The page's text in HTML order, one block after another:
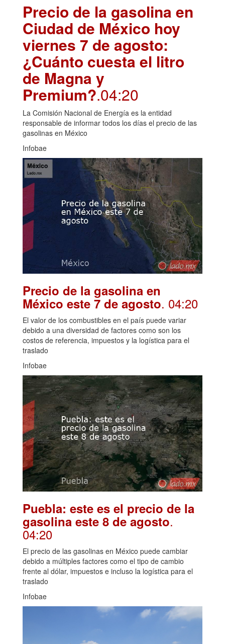
Precio de la gasolina en
Ciudad de México hoy
viernes 7 de agosto:
¿Cuánto cuesta el litro
de Magna y
Premium?.04:20
La Comisión Nacional de Energía es la entidad
responsable de informar todos los días el precio de las
gasolinas en México
Infobae
Precio de la gasolina en
México este 7 de agosto. 04:20
El valor de los combustibles en el país puede variar
debido a una diversidad de factores como son los
costos de referencia, impuestos y la logística para el
traslado
Infobae
Puebla: este es el precio de la
gasolina este 8 de agosto.
04:20
El precio de las gasolinas en México puede cambiar
debido a múltiples factores como el tipo de cambio
frente al dólar, impuestos e incluso la logística para el
traslado
Infobae